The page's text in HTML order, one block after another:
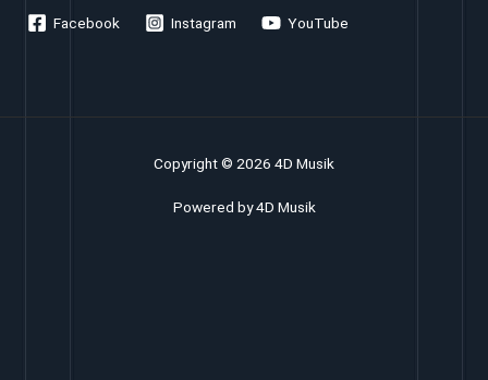
Facebook Instagram YouTube
Copyright © 2026 4D Musik
Powered by 4D Musik